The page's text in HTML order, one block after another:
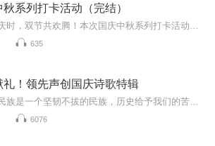
秋系列打卡活动（完结）
635
礼！领先声创国庆诗歌特辑
6076